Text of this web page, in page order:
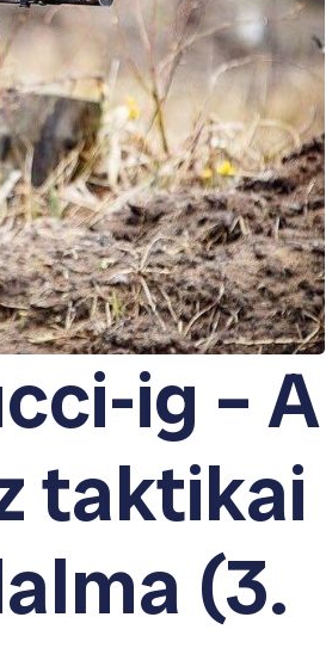
ig – A
taktikai
(3.